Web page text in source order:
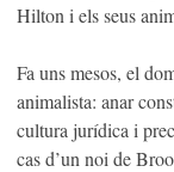
Hilton i els seus
Fa uns mesos, el
animalista: anar
cultura jurídica i
cas d’un noi de